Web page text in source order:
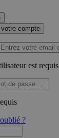
compte
est requis
?